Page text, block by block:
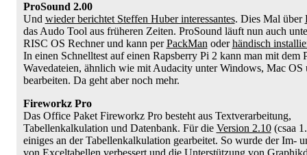
ProSound 2.00
Und wieder berichtet Steffen Huber interessantes. Dies Mal über
das Audo Tool aus früheren Zeiten. ProSound läuft nun auch
RISC OS Rechner und kann perPackMan oderhändisch
In einen Schnelltest auf einen Rapsberry Pi 2 kann man mit dem
Wavedateien, ähnlich wie mit Audacity unter Windows, Mac
bearbeiten. Da geht aber noch mehr.
Fireworkz Pro
Das Office Paket Fireworkz Pro besteht aus Textverarbeitung,
Tabellenkalkulation und Datenbank. Für die Version 2.10(csaa
einiges an der Tabellenkalkulation gearbeitet. So wurde der Im-
von Exceltabellen verbessert und die Unterstützung von